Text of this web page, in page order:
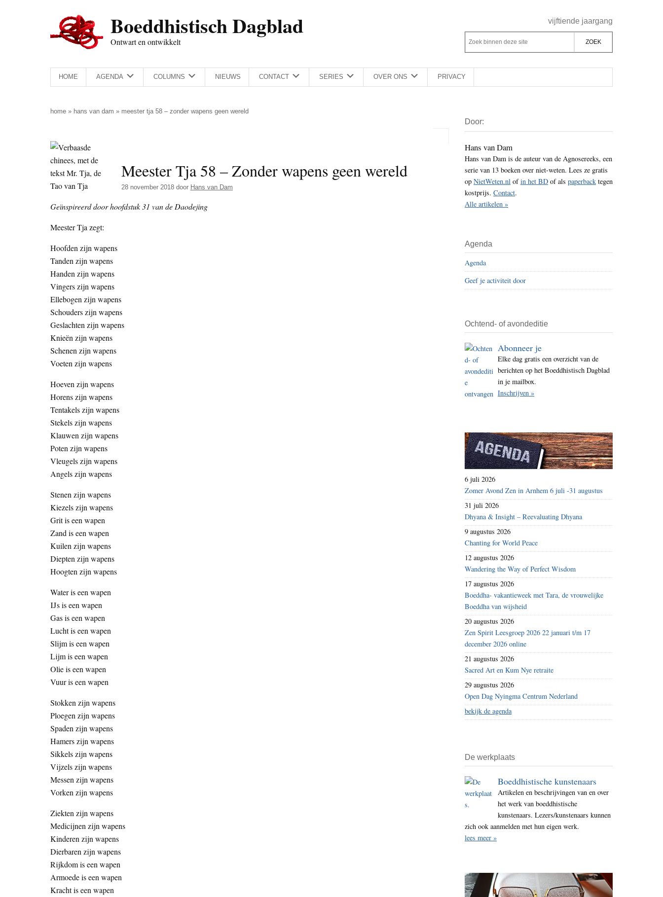
Boeddhistisch Dagblad
Ontwart en ontwikkelt
Rechts
vijftiende jaargang
Z
o
e
k
d
e
z
e
s
i
t
Z
o
k
b
n
n
e
z
e
t
e
HOME AGENDA COLUMNS NIEUWS CONTACT SERIES OVER ONS PRIVACY
home » hans van dam » meester tja 58 – zonder wapens geen wereld
Meester Tja 58 – Zonder wapens geen wereld
28 november 2018 door Hans van Dam
Geïnspireerd door hoofdstuk 31 van de Daodejing
Meester Tja zegt:
Hoofden zijn wapens
Tanden zijn wapens
Handen zijn wapens
Vingers zijn wapens
Ellebogen zijn wapens
Schouders zijn wapens
Geslachten zijn wapens
Knieën zijn wapens
Schenen zijn wapens
Voeten zijn wapens
Hoeven zijn wapens
Horens zijn wapens
Tentakels zijn wapens
Stekels zijn wapens
Klauwen zijn wapens
Poten zijn wapens
Vleugels zijn wapens
Angels zijn wapens
Stenen zijn wapens
Kiezels zijn wapens
Grit is een wapen
Zand is een wapen
Kuilen zijn wapens
Diepten zijn wapens
Hoogten zijn wapens
Water is een wapen
IJs is een wapen
Gas is een wapen
Lucht is een wapen
Slijm is een wapen
Lijm is een wapen
Olie is een wapen
Vuur is een wapen
Stokken zijn wapens
Ploegen zijn wapens
Spaden zijn wapens
Hamers zijn wapens
Sikkels zijn wapens
Vijzels zijn wapens
Messen zijn wapens
Vorken zijn wapens
Ziekten zijn wapens
Medicijnen zijn wapens
Kinderen zijn wapens
Dierbaren zijn wapens
Rijkdom is een wapen
Armoede is een wapen
Kracht is een wapen
Sidebar
Door:
Hans van Dam
Hans van Dam is de auteur van de Agnosereeks, een
serie van 13 boeken over niet-weten. Lees ze gratis
op NietWeten.nl ofin het BD of als paperback tegen
kostprijs. Contact.
Alle artikelen »
Agenda
Agenda
Geef je activiteit door
Ochtend- of avondeditie
Abonneer je
Elke dag gratis een overzicht van de
berichten op het Boeddhistisch Dagblad
in je mailbox.
Inschrijven »
6 juli 2026
Zomer Avond Zen in Arnhem 6 juli -31 augustus
31 juli 2026
Dhyana & Insight – Reevaluating Dhyana
9 augustus 2026
Chanting for World Peace
12 augustus 2026
Wandering the Way of Perfect Wisdom
17 augustus 2026
Boeddha- vakantieweek met Tara, de vrouwelijke
Boeddha van wijsheid
20 augustus 2026
Zen Spirit Leesgroep 2026 22 januari t/m 17
december 2026 online
21 augustus 2026
Sacred Art en Kum Nye retraite
29 augustus 2026
Open Dag Nyingma Centrum Nederland
bekijk de agenda
De werkplaats
Boeddhistische kunstenaars
Artikelen en beschrijvingen van en over
het werk van boeddhistische
kunstenaars. Lezers/kunstenaars kunnen
zich ook aanmelden met hun eigen werk.
lees meer »